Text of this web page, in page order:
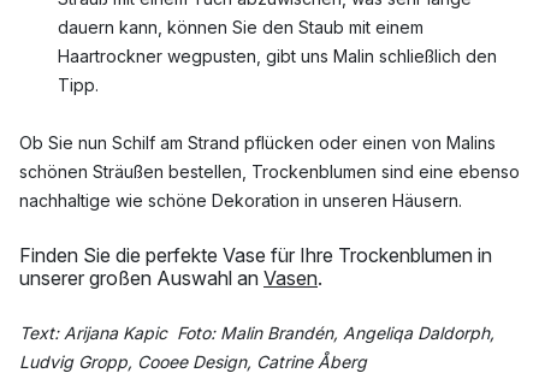
dauern kann, können Sie den Staub mit einem
Haartrockner wegpusten, gibt uns Malin schließlich den
Tipp.
Ob Sie nun Schilf am Strand pflücken oder einen von Malins
schönen Sträußen bestellen, Trockenblumen sind eine ebenso
nachhaltige wie schöne Dekoration in unseren Häusern.
Finden Sie die perfekte Vase für Ihre Trockenblumen in
unserer großen Auswahl an Vasen.
Text: Arijana Kapic Foto: Malin Brandén, Angeliqa Daldorph,
Ludvig Gropp, Cooee Design, Catrine Åberg